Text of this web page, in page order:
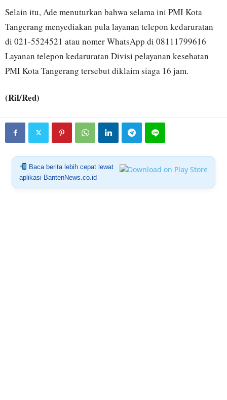
Selain itu, Ade menuturkan bahwa selama ini PMI Kota
Tangerang menyediakan pula layanan telepon kedaruratan
di 021-5524521 atau nomer WhatsApp di 08111799616
Layanan telepon kedaruratan Divisi pelayanan kesehatan
PMI Kota Tangerang tersebut diklaim siaga 16 jam.
(Ril/Red)
Baca berita lebih cepat lewat
aplikasi BantenNews.co.id